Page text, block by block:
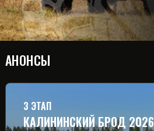
АНОНСЫ
3 ЭТАП
КАЛИНИНСКИЙ БРОД 2026